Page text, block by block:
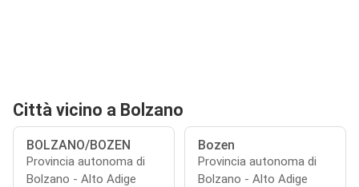
Città vicino a Bolzano
BOLZANO/BOZEN
Provincia autonoma di
Bolzano - Alto Adige
Bozen
Provincia autonoma di
Bolzano - Alto Adige